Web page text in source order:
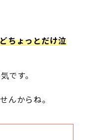
ちょっとだけ泣
です。
んからね。